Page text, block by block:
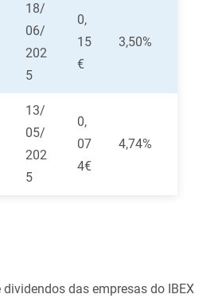
18/
06/
202
5
0,
15
€
3,50%
13/
05/
202
5
0,
07
4€
4,74%
dividendos das empresas do IBEX